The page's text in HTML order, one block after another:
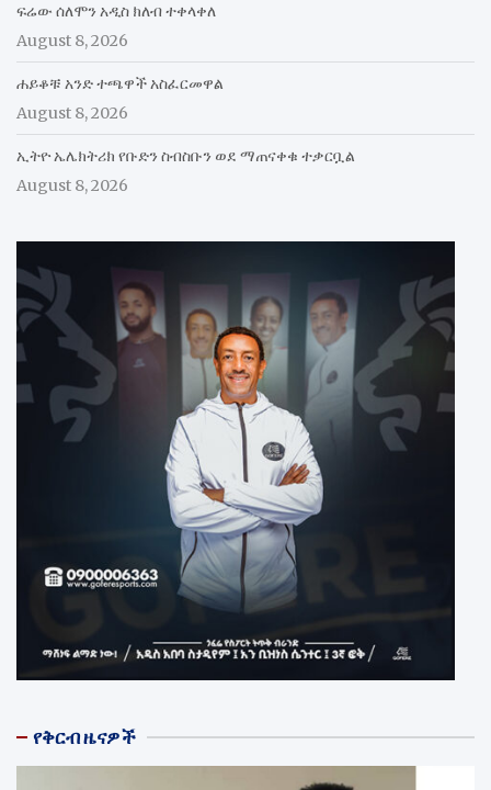
ፍሬው ሰለሞን አዲስ ክለብ ተቀላቀለ
August 8, 2026
ሐይቆቹ አንድ ተጫዋች አስፈርመዋል
August 8, 2026
ኢትዮ ኤሌክትሪክ የቡድን ስብስቡን ወደ ማጠናቀቁ ተቃርቧል
August 8, 2026
የቅርብ ዜናዎች